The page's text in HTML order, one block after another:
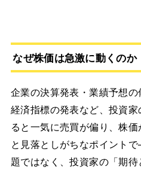
なぜ株価は急激に動くのか
企業の決算発表・業績予想
経済指標の発表など、投資
ると一気に売買が偏り、株
と見落としがちなポイント
題ではなく、投資家の「期